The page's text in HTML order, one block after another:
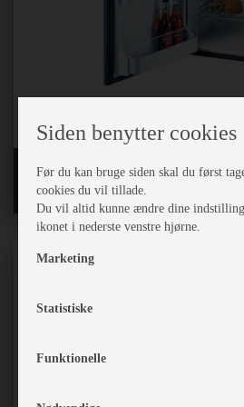
Køleskabe og
Siden benytter cookies
Før du kan bruge siden skal du først
cookies du vil tillade.
Du vil altid kunne ændre dine
ikonet i nederste venstre hjørne.
Marketing
Statistiske
Funktionelle